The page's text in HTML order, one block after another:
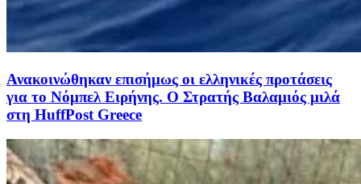
Ανακοινώθηκαν επισήμως οι ελληνικές προτάσεις
για το Νόμπελ Ειρήνης. Ο Στρατής Βαλαμιός μιλά
στη HuffPost Greece